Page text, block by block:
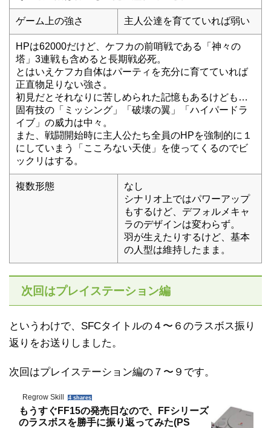
ゲーム上の強さ 主人公達を育てていれば弱い
HPは62000だけど、ケフカの前哨戦である「神々の
塔」3連戦も含めると長期戦必死。
とはいえケフカ自体はパーティを充分に育てていれば
正直物足りない強さ。
初見だとそれなりに苦しめられた記憶もあるけども…
固有技の「ミッシング」「破壊の翼」「ハイパードラ
イブ」の威力は中々。
また、戦闘開始時に主人公たち全員のHPを強制的に１
にしていまう「こころない天使」を使ってくるのでビ
ックリはする。
複数形態
なし
シナリオ上ではパワーアップ
もするけど、デフォルメキャ
ラのデザインは変わらず。
羽が生えたりするけど、基本
の人型は維持したまま。
次回はプレイステーション編
というわけで、SFCタイトルの４〜６のラスボス振り
返りをお送りしました。
次回はプレイステーション編の７〜９です。
Regrow Skill 4 shares
もうすぐFF15の発売日なので、FFシリーズ
のラスボスを勝手に振り返ってみた(PS